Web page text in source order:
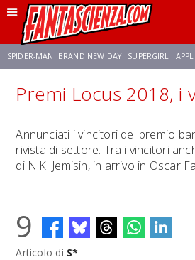
SPIDER-MAN: BRAND NEW DAY SUPERGIRL
FRANCO RICCIARDIELLO ZENDAYA STAR TREK
NETFLIX SADIE SINK STAR TREK: STRANGE NEW
Premi Locus 2018, i
Annunciati i vincitori del premio
rivista di settore. Tra i vincitori
di N.K. Jemisin, in arrivo in Oscar
9
Articolo di S*